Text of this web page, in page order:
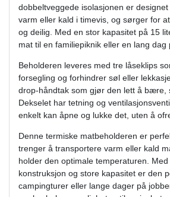
dobbeltveggede isolasjonen er
varm eller kald i timevis, og sørger for
og deilig. Med en stor kapasitet på 15
mat til en familiepiknik eller en lang dag
Beholderen leveres med tre låseklips
forsegling og forhindrer søl eller
drop-håndtak som gjør den lett å bære,
Dekselet har tetning og
enkelt kan åpne og lukke det, uten å
Denne termiske matbeholderen er
trenger å transportere varm eller kald
holder den optimale temperaturen.
konstruksjon og store kapasitet er den
campingturer eller lange dager på